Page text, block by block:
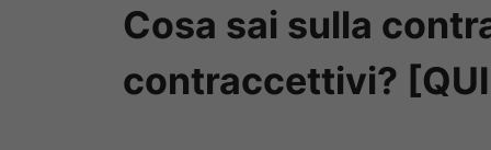
Cosa sai sulla
contraccettivi?